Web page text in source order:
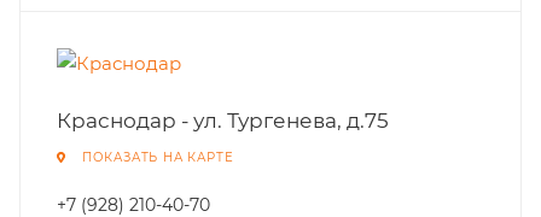
Краснодар - ул. Тургенева, д.75
ПОКАЗАТЬ НА КАРТЕ
+7 (928) 210-40-70